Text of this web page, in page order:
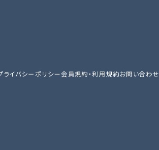
ライバシーポリシー会員規約・利用規約お問い合わせ